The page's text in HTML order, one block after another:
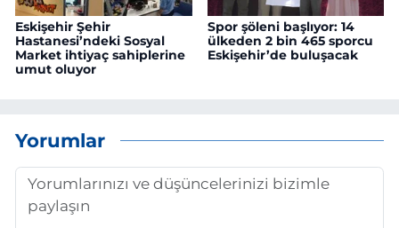
Eskişehir Şehir
Hastanesi’ndeki Sosyal
Market ihtiyaç sahiplerine
umut oluyor
Spor şöleni başlıyor: 14
ülkeden 2 bin 465 sporcu
Eskişehir’de buluşacak
Yorumlar